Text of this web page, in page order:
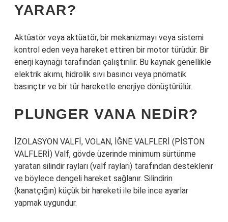
YARAR?
Aktüatör veya aktüatör, bir mekanizmayı veya sistemi
kontrol eden veya hareket ettiren bir motor türüdür. Bir
enerji kaynağı tarafından çalıştırılır. Bu kaynak genellikle
elektrik akımı, hidrolik sıvı basıncı veya pnömatik
basınçtır ve bir tür hareketle enerjiye dönüştürülür.
PLUNGER VANA NEDIR?
İZOLASYON VALFİ, VOLAN, İĞNE VALFLERİ (PİSTON
VALFLERİ) Valf, gövde üzerinde minimum sürtünme
yaratan silindir rayları (valf rayları) tarafından desteklenir
ve böylece dengeli hareket sağlanır. Silindirin
(kanatçığın) küçük bir hareketi ile bile ince ayarlar
yapmak uygundur.